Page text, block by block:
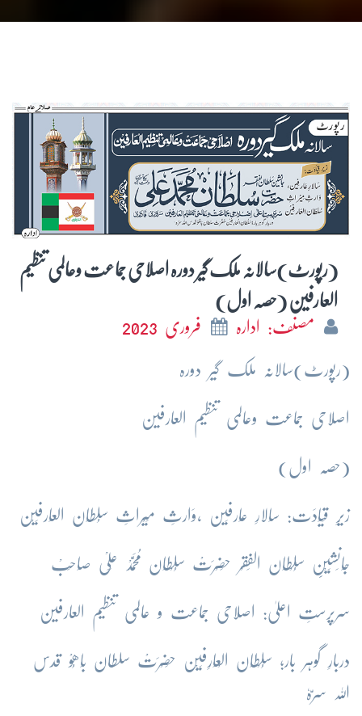
(رپورٹ)سالانہ ملک گیر دورہ اصلاحی جماعت وعالمی تنظیم
العارفین (حصہ اول)
مصنف: ادارہ فروری 2023
(رپورٹ)سالانہ ملک گیر دورہ
اصلاحی جماعت وعالمی تنظیم العارفین
(حصہ اول)
زیرِ قِیَادَت: سَالارِ عَارفِین ،وَارثِ مِیْراثِ سُلطَان العَارفِیْن
جَانَشِیْنِِ سُلْطَان الفَقْر حَضْرَتْ سُلْطَان مُحَمَّدْ عَلِیْ صَاحِبْ
سرپرستِ اعلیٰ: اصلاحی جماعت و عالمی تنظیم العارفین
دربارِ گوہر بار؛ سُلْطَان الْعَارِفِیْن حَضْرَتْ سلطان بَاھُوْ قدس
اللہ سرّہٗ